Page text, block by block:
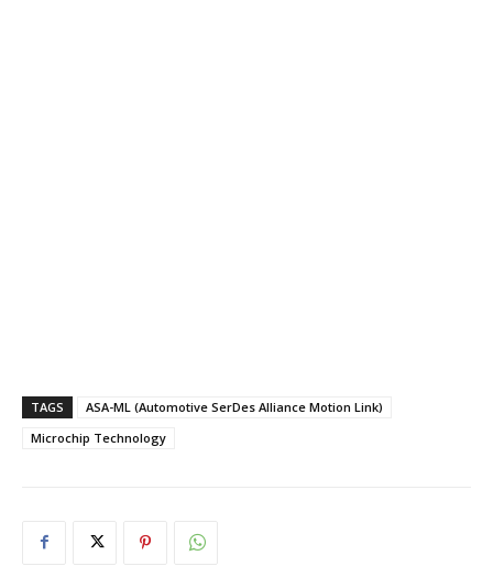
TAGS
ASA-ML (Automotive SerDes Alliance Motion Link)
Microchip Technology